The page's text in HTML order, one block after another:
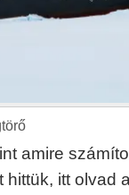
amire
itt olvad